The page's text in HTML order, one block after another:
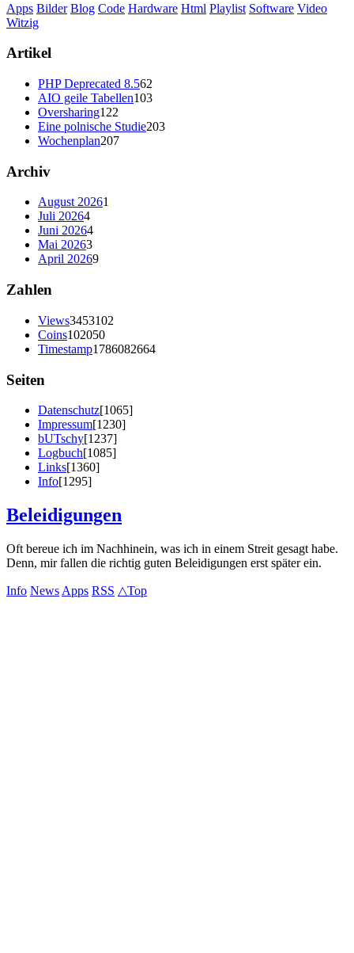
Apps Bilder Blog Code Hardware Html Playlist Software Video
Witzig
Artikel
PHP Deprecated 8.562
AIO geile Tabellen103
Oversharing122
Eine polnische Studie203
Wochenplan207
Archiv
August 20261
Juli 20264
Juni 20264
Mai 20263
April 20269
Zahlen
Views3453102
Coins102050
Timestamp1786082664
Seiten
Datenschutz[1065]
Impressum[1230]
bUTschy[1237]
Logbuch[1085]
Links[1360]
Info[1295]
Beleidigungen
Oft bereue ich im Nachhinein, was ich in einem Streit gesagt habe.
Denn, mir fallen die richtig guten Beleidigungen erst später ein.
Info News Apps RSS △Top